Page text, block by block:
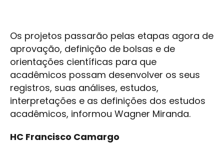
Os projetos passarão pelas etapas agora de
aprovação, definição de bolsas e de
orientações científicas para que
acadêmicos possam desenvolver os seus
registros, suas análises, estudos,
interpretações e as definições dos estudos
acadêmicos, informou Wagner Miranda.
HC Francisco Camargo